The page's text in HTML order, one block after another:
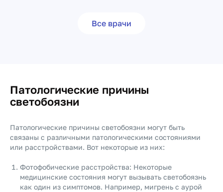
Все врачи
Патологические причины
светобоязни
Патологические причины светобоязни могут быть
связаны с различными патологическими состояниями
или расстройствами. Вот некоторые из них:
Фотофобические расстройства: Некоторые
медицинские состояния могут вызывать светобоязнь
как один из симптомов. Например, мигрень с аурой